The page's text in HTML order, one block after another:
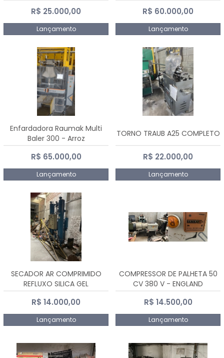
R$ 25.000,00
Lançamento
R$ 60.000,00
Lançamento
Enfardadora Raumak Multi
Baler 300 - Arroz
R$ 65.000,00
Lançamento
TORNO TRAUB A25 COMPLETO
R$ 22.000,00
Lançamento
SECADOR AR COMPRIMIDO
REFLUXO SILICA GEL
R$ 14.000,00
Lançamento
COMPRESSOR DE PALHETA 50
CV 380 V - ENGLAND
R$ 14.500,00
Lançamento